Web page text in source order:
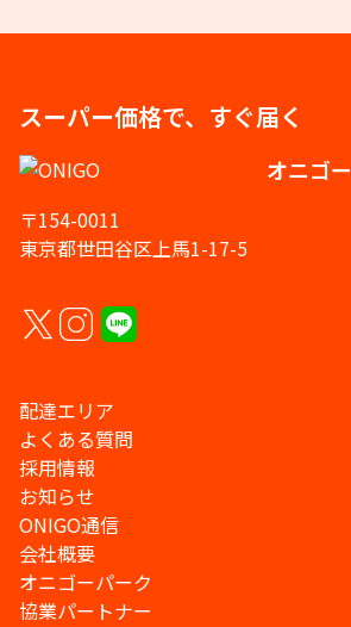
スーパー価格で、すぐ届く
オニゴー
〒154-0011
東京都世田谷区上馬1-17-5
配達エリア
よくある質問
採用情報
お知らせ
ONIGO通信
会社概要
オニゴーパーク
協業パートナー